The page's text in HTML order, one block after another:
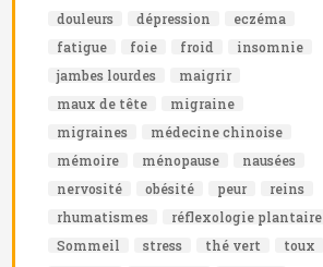
douleurs
dépression
eczéma
fatigue
foie froid
insomnie
jambes lourdes
maigrir
maux de tête
migraine
migraines
médecine chinoise
mémoire
ménopause
nausées
nervosité
obésité peur
reins
rhumatismes
réflexologie plantaire
Sommeil
stress thé vert
toux